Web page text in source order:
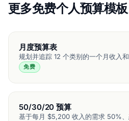
更多免费个人预算模板
月度预算表
规划并追踪 12 个类别的一个月收入和
免费
50/30/20 预算
基于每月 $5,200 收入的需求 50%